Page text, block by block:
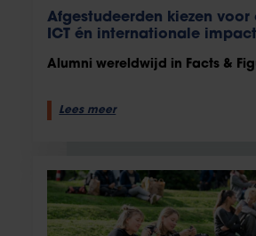
Afgestudeerden kiezen voor
ICT én internationale impact
Alumni wereldwijd in Facts &
Lees meer